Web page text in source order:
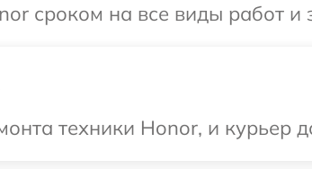
сроком на все виды работ и
техники Honor, и курьер